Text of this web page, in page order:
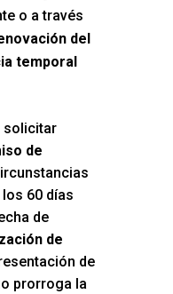
o a través
del
temporal
solicitar
de
60 días
de
de
de
prorroga la